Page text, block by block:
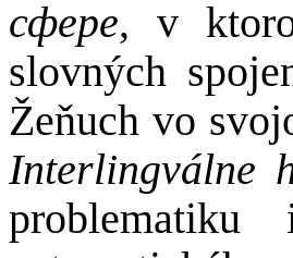
сфере, v
slovných
Žeňuch vo
Interlingválne
problematiku